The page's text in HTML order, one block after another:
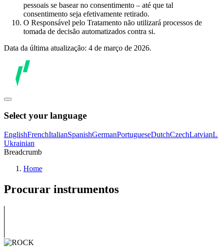
pessoais se basear no consentimento – até que tal
consentimento seja efetivamente retirado.
O Responsável pelo Tratamento não utilizará processos de
tomada de decisão automatizados contra si.
Data da última atualização: 4 de março de 2026.
Select your language
EnglishFrenchItalianSpanishGermanPortugueseDutchCzechLatvian
Ukrainian
Breadcrumb
Home
Procurar instrumentos